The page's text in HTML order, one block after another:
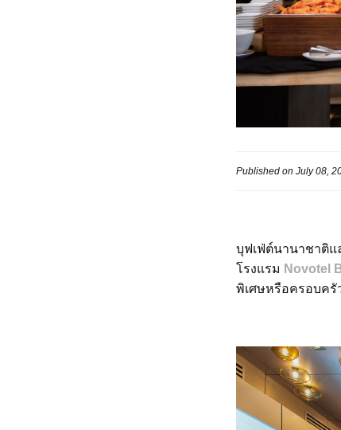
Published on July 08,
บุฟเฟ่ต์นานาชาติ
โรงแรม Novotel
พิเศษหรือครอบครั